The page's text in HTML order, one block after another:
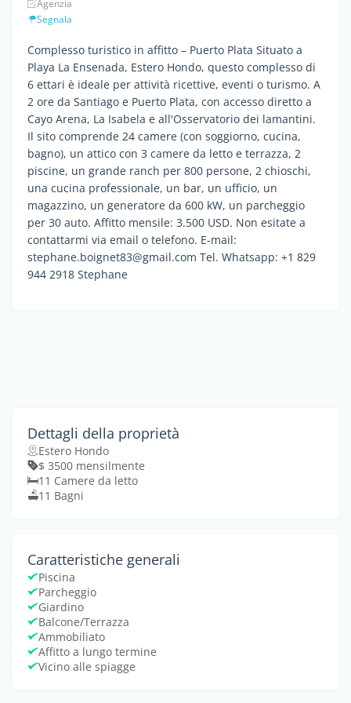
Agenzia
Segnala
Complesso turistico in affitto – Puerto Plata Situato a
Playa La Ensenada, Estero Hondo, questo complesso di
6 ettari è ideale per attività ricettive, eventi o turismo. A
2 ore da Santiago e Puerto Plata, con accesso diretto a
Cayo Arena, La Isabela e all'Osservatorio dei lamantini.
Il sito comprende 24 camere (con soggiorno, cucina,
bagno), un attico con 3 camere da letto e terrazza, 2
piscine, un grande ranch per 800 persone, 2 chioschi,
una cucina professionale, un bar, un ufficio, un
magazzino, un generatore da 600 kW, un parcheggio
per 30 auto. Affitto mensile: 3.500 USD. Non esitate a
contattarmi via email o telefono. E-mail:
stephane.boignet83@gmail.com Tel. Whatsapp: +1 829
944 2918 Stephane
Dettagli della proprietà
Estero Hondo
$ 3500 mensilmente
11 Camere da letto
11 Bagni
Caratteristiche generali
Piscina
Parcheggio
Giardino
Balcone/Terrazza
Ammobiliato
Affitto a lungo termine
Vicino alle spiagge